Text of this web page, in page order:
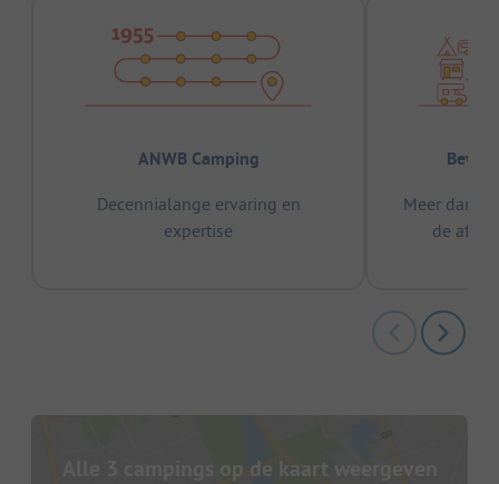
ANWB Camping
Decennialange ervaring en
expertise
Meer dan
de
Alle 3 campings op de kaart weergeven